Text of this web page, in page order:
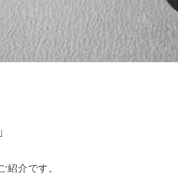
紹介です。